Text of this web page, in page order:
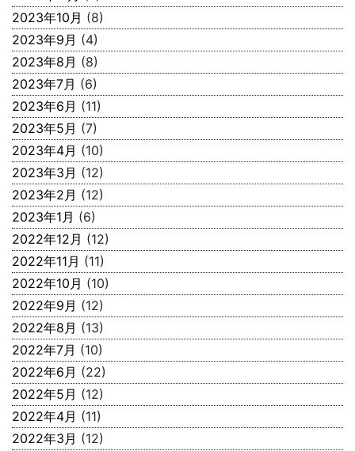
2023年10月 (8)
2023年9月 (4)
2023年8月 (8)
2023年7月 (6)
2023年6月 (11)
2023年5月 (7)
2023年4月 (10)
2023年3月 (12)
2023年2月 (12)
2023年1月 (6)
2022年12月 (12)
2022年11月 (11)
2022年10月 (10)
2022年9月 (12)
2022年8月 (13)
2022年7月 (10)
2022年6月 (22)
2022年5月 (12)
2022年4月 (11)
2022年3月 (12)